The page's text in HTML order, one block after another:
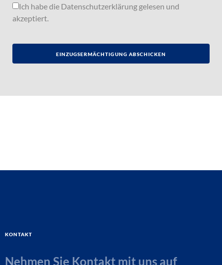
Ich habe die Datenschutzerklärung gelesen und
akzeptiert.
Kontakt
Nehmen Sie Kontakt mit uns auf